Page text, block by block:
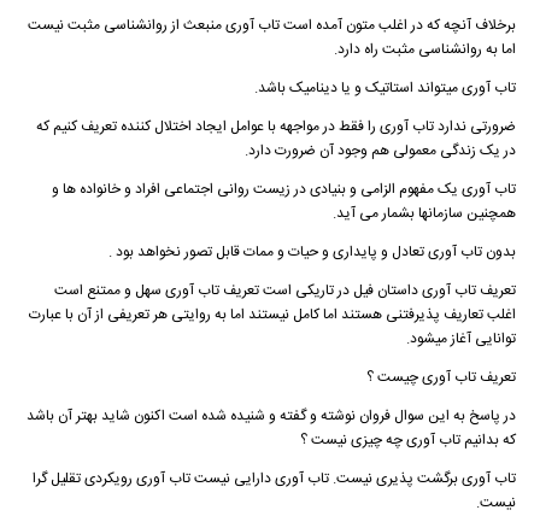
برخلاف آنچه که در اغلب متون آمده است تاب آوری منبعث از روانشناسی مثبت نیست
اما به روانشناسی مثبت راه دارد.
تاب آوری میتواند استاتیک و یا دینامیک باشد.
ضرورتی ندارد تاب آوری را فقط در مواجهه با عوامل ایجاد اختلال کننده تعریف کنیم که
در یک زندگی معمولی هم وجود آن ضرورت دارد.
تاب آوری یک مفهوم الزامی و بنیادی در زیست روانی اجتماعی افراد و خانواده ها و
همچنین سازمانها بشمار می آید.
بدون تاب آوری تعادل و پایداری و حیات و ممات قابل تصور نخواهد بود .
تعریف تاب آوری داستان فیل در تاریکی است تعریف تاب آوری سهل و ممتنع است
اغلب تعاریف پذیرفتنی هستند اما کامل نیستند اما به روایتی هر تعریفی از آن با عبارت
توانایی آغاز میشود.
تعریف تاب آوری چیست ؟
در پاسخ به این سوال فروان نوشته و گفته و شنیده شده است اکنون شاید بهتر آن باشد
که بدانیم تاب آوری چه چیزی نیست ؟
تاب آوری برگشت پذیری نیست. تاب آوری دارایی نیست تاب آوری رویکردی تقلیل گرا
نیست.